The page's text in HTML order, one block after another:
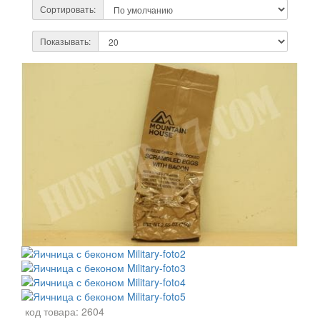
Сортировать:
Показывать:
код товара: 2604